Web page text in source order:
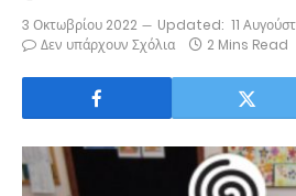
3 Οκτωβρίου 2022 Updated: 11
Δεν υπάρχουν Σχόλια
2 Mins Read